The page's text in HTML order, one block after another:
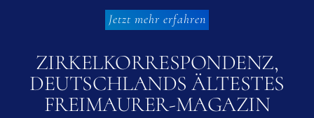
Jetzt mehr erfahren
ZIRKELKORRESPONDENZ,
DEUTSCHLANDS ÄLTESTES
FREIMAURER-MAGAZIN